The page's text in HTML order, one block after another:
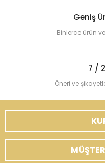
Geniş
Binlerce ürün
7 /
Öneri ve